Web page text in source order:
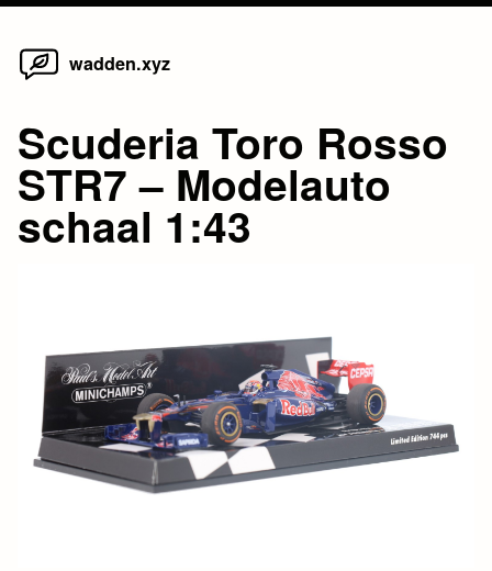
Skip
wadden.xyz
Scuderia Toro Rosso
STR7 – Modelauto
schaal 1:43